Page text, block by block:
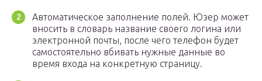
Автоматическое заполнение полей. Юзер может
вносить в словарь название своего логина или
электронной почты, после чего телефон будет
самостоятельно вбивать нужные данные во
время входа на конкретную страницу.